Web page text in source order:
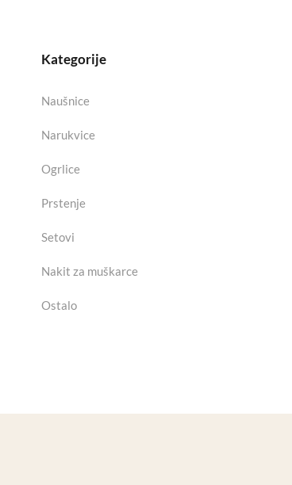
Kategorije
Naušnice
Narukvice
Ogrlice
Prstenje
Setovi
Nakit za muškarce
Ostalo